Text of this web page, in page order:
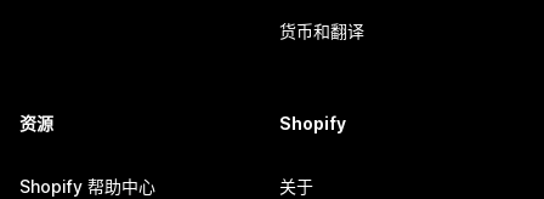
货币和翻译
资源
Shopify 帮助中心
Shopify
关于